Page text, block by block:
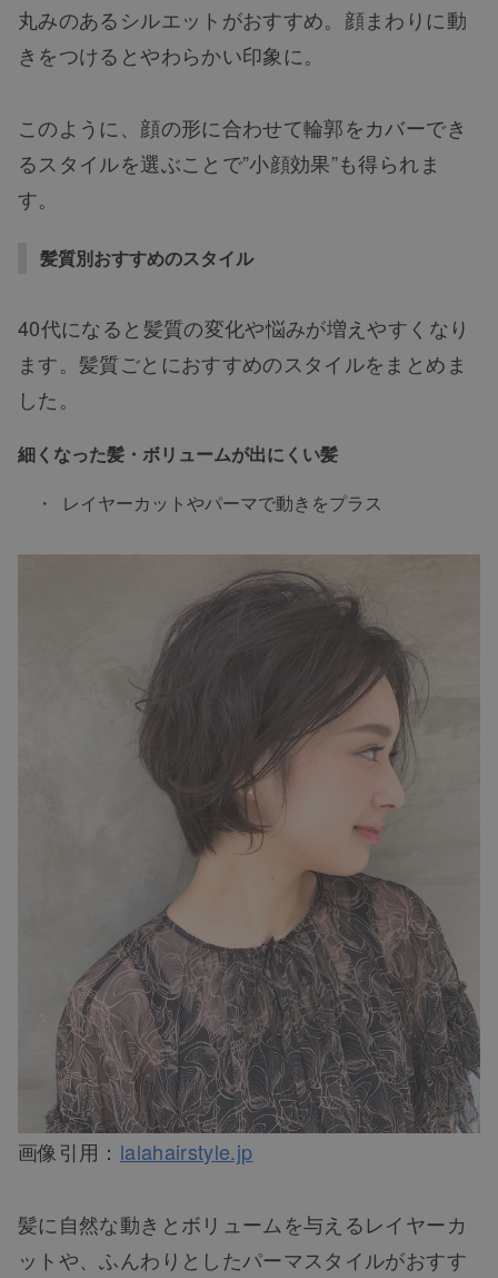
丸みのあるシルエットがおすすめ。顔まわりに動
きをつけるとやわらかい印象に。
このように、顔の形に合わせて輪郭をカバーでき
るスタイルを選ぶことで”小顔効果”も得られま
す。
髪質別おすすめのスタイル
40代になると髪質の変化や悩みが増えやすくなり
ます。髪質ごとにおすすめのスタイルをまとめま
した。
細くなった髪・ボリュームが出にくい髪
レイヤーカットやパーマで動きをプラス
画像引用： lalahairstyle.jp
髪に自然な動きとボリュームを与えるレイヤーカ
ットや、ふんわりとしたパーマスタイルがおすす